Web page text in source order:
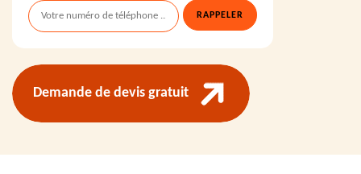
Demande de devis gratuit